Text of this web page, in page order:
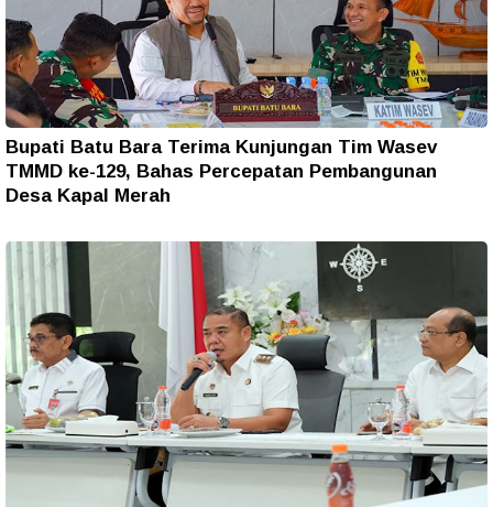
Bupati Batu Bara Terima Kunjungan Tim Wasev
TMMD ke-129, Bahas Percepatan Pembangunan
Desa Kapal Merah